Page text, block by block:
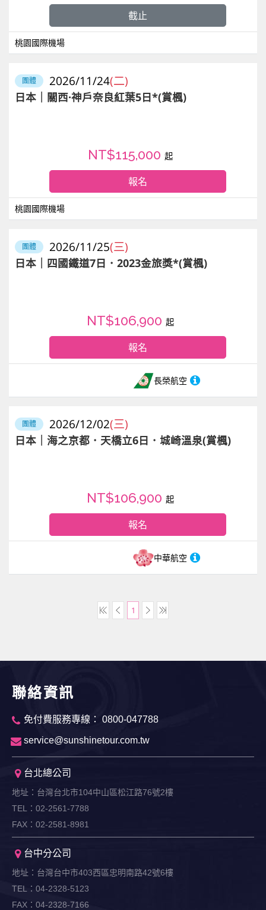
桃園國際機場
截止
團體 2026/11/24(二)
日本｜關西·神戶奈良紅葉5日*(賞楓)
桃園國際機場
NT$115,000 起
報名
團體 2026/11/25(三)
日本｜四國鐵道7日．2023金旅獎*(賞楓)
長榮航空
NT$106,900 起
報名
團體 2026/12/02(三)
日本｜海之京都．天橋立6日．城崎溫泉(賞楓)
中華航空
NT$106,900 起
報名
1
聯絡資訊
免付費服務專線： 0800-047788
service@sunshinetour.com.tw
台北總公司
地址：台灣台北市104中山區松江路76號2樓
TEL：02-2561-7788
FAX：02-2581-8981
台中分公司
地址：台灣台中市403西區忠明南路42號6樓
TEL：04-2328-5123
FAX：04-2328-7166